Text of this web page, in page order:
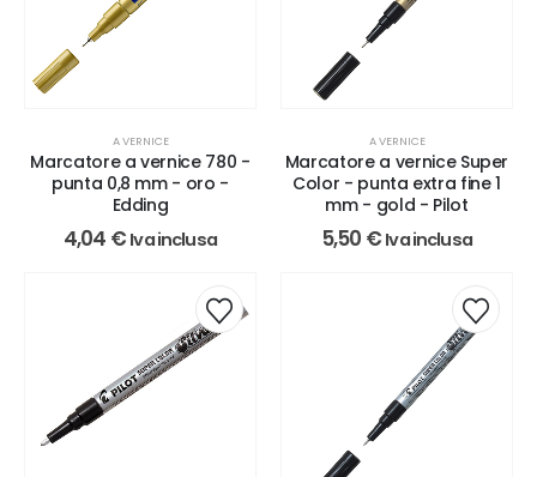
A VERNICE
Marcatore a vernice 780 -
punta 0,8 mm - oro -
Edding
4,04 € Iva inclusa
A VERNICE
Marcatore a vernice Super
Color - punta extra fine 1
mm - gold - Pilot
5,50 € Iva inclusa